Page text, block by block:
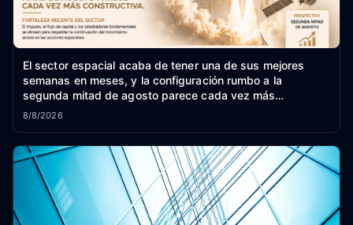
El sector espacial acaba de tener una de sus mejores
semanas en meses, y la configuración rumbo a la
segunda mitad de agosto parece cada vez más
constructiva.
8/8/2026